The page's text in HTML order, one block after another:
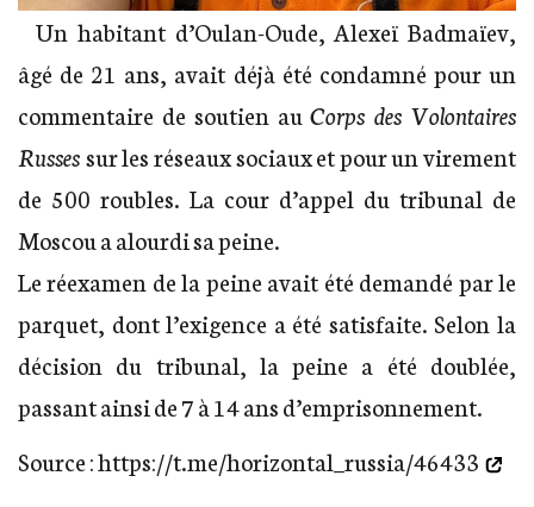
Un habitant d’Oulan-Oude, Alexeï Badmaïev,
âgé de 21 ans, avait déjà été condamné pour un
commentaire de soutien auCorps des Volontaires
Russessur les réseaux sociaux et pour un virement
de 500 roubles. La cour d’appel du tribunal de
Moscou a alourdi sa peine.
Le réexamen de la peine avait été demandé par le
parquet, dont l’exigence a été satisfaite. Selon la
décision du tribunal, la peine a été doublée,
passant ainsi de 7 à 14 ans d’emprisonnement.
Source :https://t.me/horizontal_russia/46433